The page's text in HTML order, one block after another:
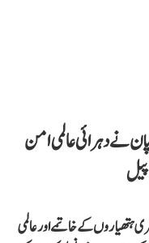
81ویں برسی، جاپان نے دہرائی عالمی امن
ہتھیاروں کے خاتمے اور عالمی